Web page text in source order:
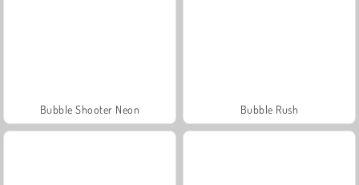
Bubble Shooter Neon Bubble Rush